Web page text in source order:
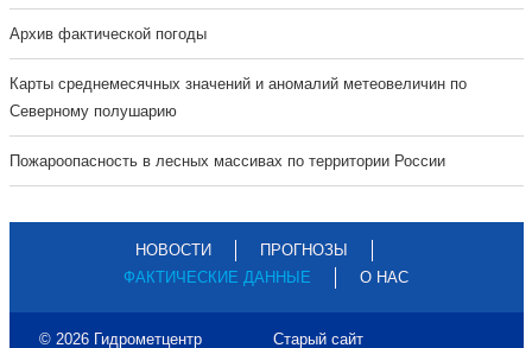
Архив фактической погоды
Карты среднемесячных значений и аномалий метеовеличин по
Северному полушарию
Пожароопасность в лесных массивах по территории России
НОВОСТИ
ПРОГНОЗЫ
ФАКТИЧЕСКИЕ ДАННЫЕ
О НАС
© 2026 Гидрометцентр
Старый сайт